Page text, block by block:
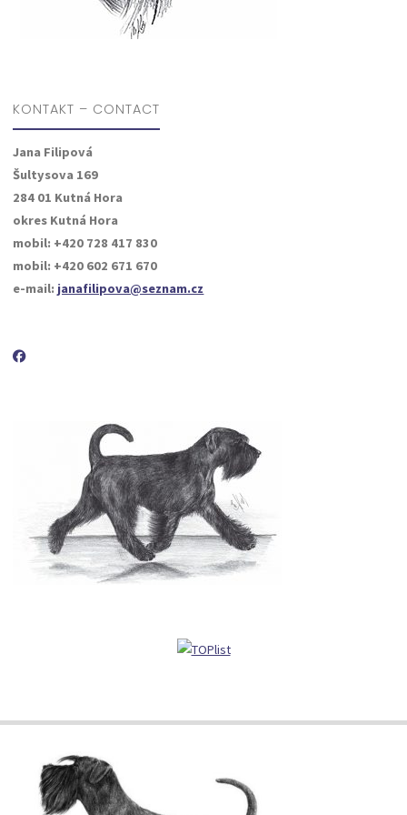
KONTAKT – CONTACT
Jana Filipová
Šultysova 169
284 01 Kutná Hora
okres Kutná Hora
mobil: +420 728 417 830
mobil: +420 602 671 670
e-mail: janafilipova@seznam.cz